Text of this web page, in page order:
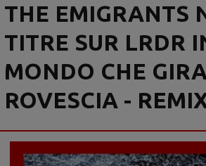
THE EMIGRANTS
TITRE SUR LRDR
MONDO CHE
ROVESCIA -